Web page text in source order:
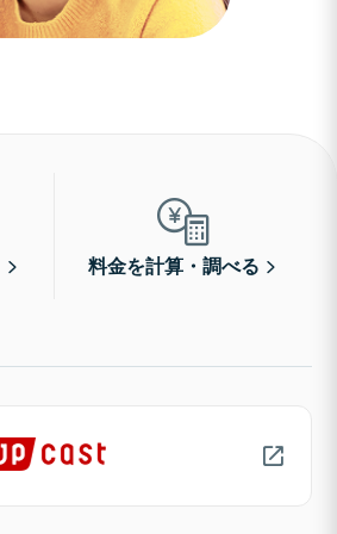
料金を計算・調べる